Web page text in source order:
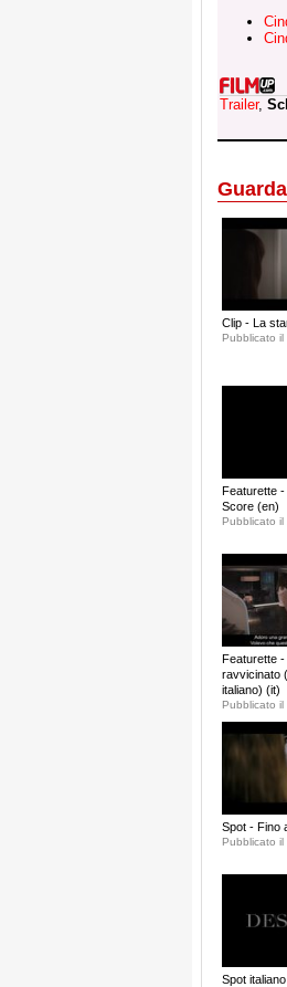
Trailer,
Clip - La
Pubblicato
Featurette
Score (en)
Pubblicato
Featurette
ravvicinato
italiano) (it)
Pubblicato
Spot - Fino
Pubblicato
Spot